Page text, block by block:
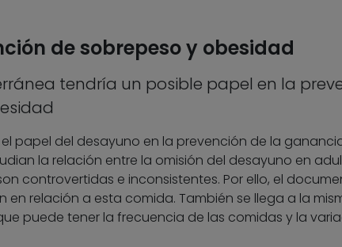
de sobrepeso y obesidad
tendría un posible papel en la
el papel del desayuno en la prevención de la
la relación entre la omisión del desayuno en
controvertidas e inconsistentes. Por ello, el
relación a esta comida. También se llega a la
puede tener la frecuencia de las comidas y la